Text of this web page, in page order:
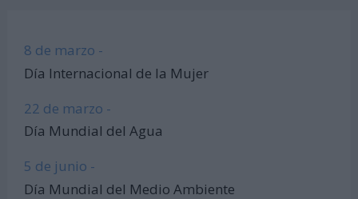
8 de marzo -
Día Internacional de la Mujer
22 de marzo -
Día Mundial del Agua
5 de junio -
Día Mundial del Medio Ambiente